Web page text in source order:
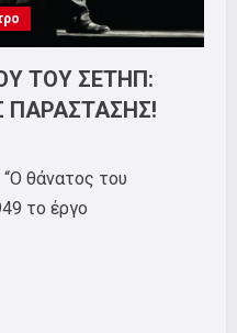
ΤΟΥ ΣΕΤΗΠ:
ΠΑΡΑΣΤΑΣΗΣ!
θάνατος του
το έργο